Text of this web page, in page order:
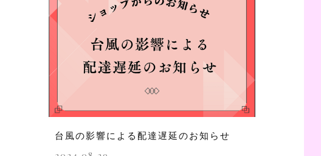
台風の影響による配達遅延のお知らせ